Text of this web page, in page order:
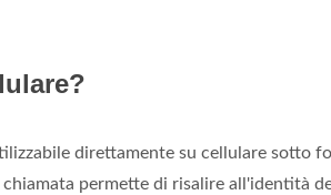
direttamente su cellulare sotto
permette di risalire all'identità